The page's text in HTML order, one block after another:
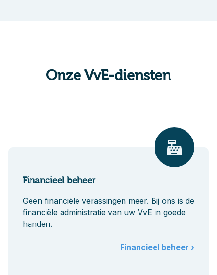
Onze VvE-diensten
Financieel beheer
Geen financiële verassingen meer. Bij ons is de
financiële administratie van uw VvE in goede
handen.
Financieel beheer ›